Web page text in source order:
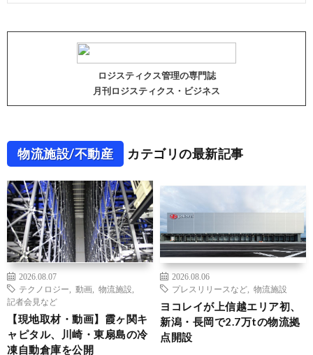
ロジスティクス管理の専門誌
月刊ロジスティクス・ビジネス
物流施設/不動産 カテゴリの最新記事
2026.08.07
テクノロジー
動画 物流施設
記者会見など
【現地取材・動画】霞ヶ関キ
ャピタル、川崎・東扇島の冷
凍自動倉庫を公開
2026.08.06
プレスリリースなど
物流施設
ヨコレイが上信越エリア初、
新潟・長岡で2.7万tの物流拠
点開設